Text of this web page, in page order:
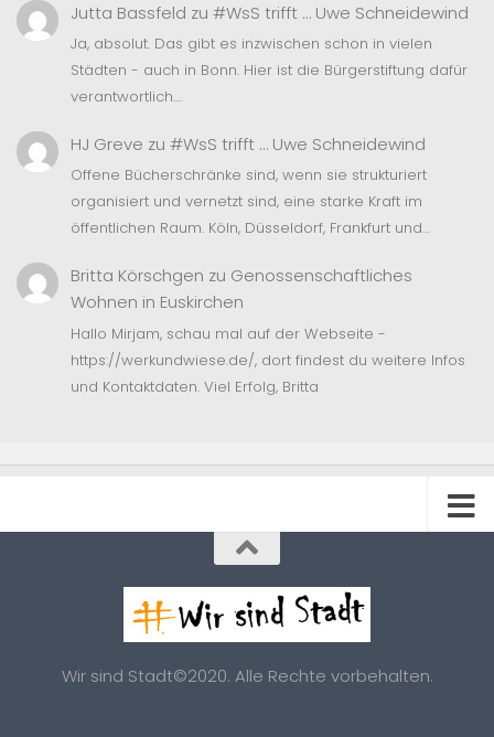
Jutta Bassfeld zu #WsS trifft … Uwe Schneidewind
Ja, absolut. Das gibt es inzwischen schon in vielen
Städten - auch in Bonn. Hier ist die Bürgerstiftung dafür
verantwortlich.…
HJ Greve zu #WsS trifft … Uwe Schneidewind
Offene Bücherschränke sind, wenn sie strukturiert
organisiert und vernetzt sind, eine starke Kraft im
öffentlichen Raum. Köln, Düsseldorf, Frankfurt und…
Britta Körschgen zu Genossenschaftliches
Wohnen in Euskirchen
Hallo Mirjam, schau mal auf der Webseite -
https://werkundwiese.de/, dort findest du weitere Infos
und Kontaktdaten. Viel Erfolg, Britta
Wir sind Stadt©2020. Alle Rechte vorbehalten.